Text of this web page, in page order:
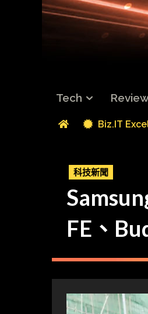
Tech
Biz.IT
科技新聞
FE、